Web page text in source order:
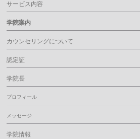
サービス内容
学院案内
カウンセリングについて
認定証
学院長
プロフィール
メッセージ
学院情報